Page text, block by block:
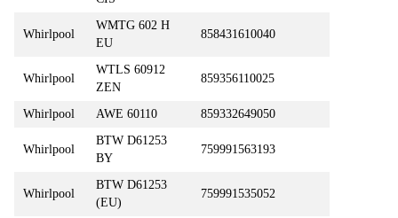
Whirlpool
WMTG 602 H
EU
858431610040
Whirlpool
WTLS 60912
ZEN
859356110025
Whirlpool AWE 60110 859332649050
Whirlpool
BTW D61253
BY
759991563193
Whirlpool
BTW D61253
(EU)
759991535052